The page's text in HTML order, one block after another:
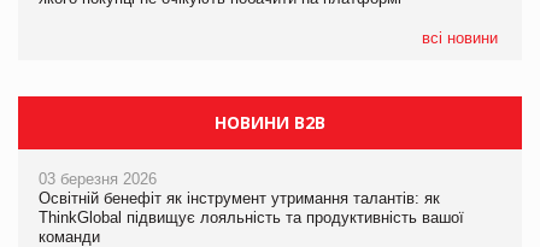
всі новини
НОВИНИ B2B
03 березня 2026
Освітній бенефіт як інструмент утримання талантів: як
ThinkGlobal підвищує лояльність та продуктивність вашої
команди